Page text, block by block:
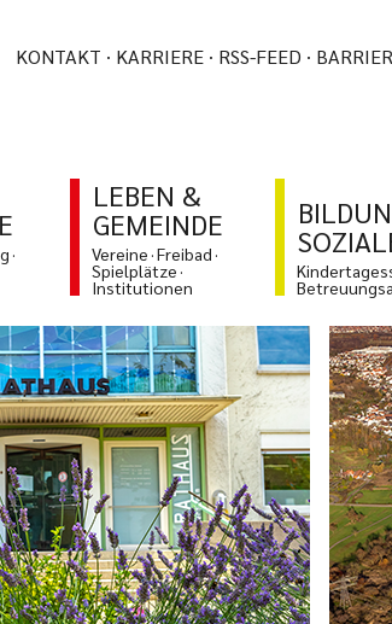
KONTAKT KARRIERE RSS-FEED
LEBEN &
GEMEINDE
Vereine Freibad
Spielplätze
Institutionen